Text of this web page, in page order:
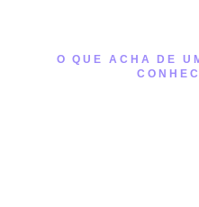
O QUE ACHA DE